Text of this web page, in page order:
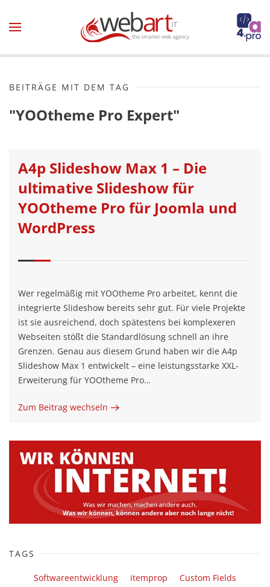
Zum Hauptinhalt springen
BEITRÄGE MIT DEM TAG
"YOOtheme Pro Expert"
A4p Slideshow Max 1 – Die
ultimative Slideshow für
YOOtheme Pro für Joomla und
WordPress
Wer regelmäßig mit YOOtheme Pro arbeitet, kennt die
integrierte Slideshow bereits sehr gut. Für viele Projekte
ist sie ausreichend, doch spätestens bei komplexeren
Webseiten stößt die Standardlösung schnell an ihre
Grenzen. Genau aus diesem Grund haben wir die A4p
Slideshow Max 1 entwickelt – eine leistungsstarke XXL-
Erweiterung für YOOtheme Pro…
Zum Beitrag wechseln
TAGS
Softwareentwicklung itemprop
Custom Fields